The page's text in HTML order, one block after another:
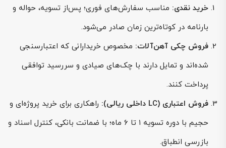
خرید نقدی: مناسب سفارش‌های فوری؛ پس‌از تسویه، حواله و
بارنامه در کوتاه‌ترین زمان صادر می‌شود.
فروش چکی آهن‌آلات: مخصوص خریدارانی که اعتبارسنجی
شده‌اند و تمایل دارند با چک‌های صیادی و سررسید توافقی
پرداخت کنند.
فروش اعتباری (LC داخلی ریالی):
راهکاری برای خرید پروژه‌ای و
حجیم با دوره تسویه ۱ تا ۶ ماه؛ با ضمانت بانکی، کنترل اسناد و
بازرسی انطباق.